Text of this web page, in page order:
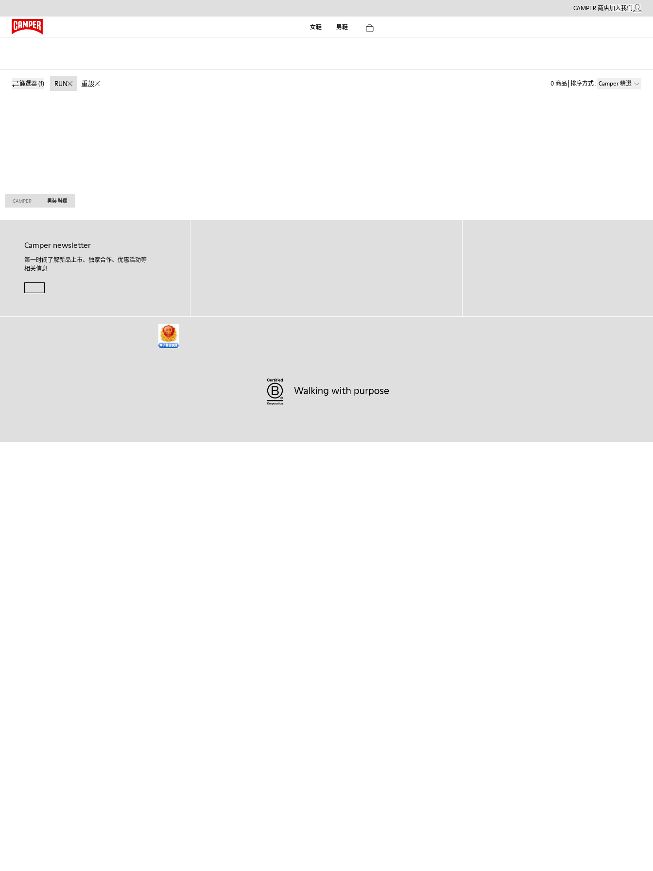
CAMPER 商店加入我们我的帳
女鞋
男鞋
篩選器(1) RUN 重設 0商品 排序方式: Camper 精選
CAMPER 男裝 鞋履
Camper newsletter
第一时间了解新品上市、独家合作、优惠活动等
相关信息